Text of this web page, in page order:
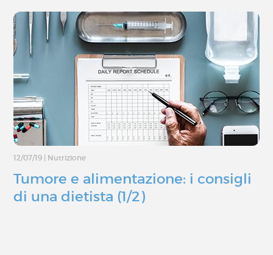
12/07/19 Nutrizione
Tumore e alimentazione: i consigli
di una dietista (1/2)